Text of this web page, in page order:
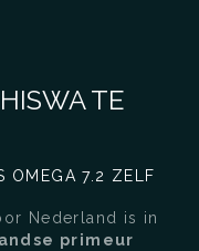
TE
OMEGA 7.2 ZELF
Nederland is in
primeur